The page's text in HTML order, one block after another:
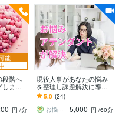
能
段階へ
ます
のに
円 /分
現役人事があなたの悩み
を整理し課題解決に導き
ます 課題の明確化＆なり
たい自分になる為のアド
バイスを致します
5.0 (24)
お悩みアテンダント橘美和（タチバナミワ）
5,000 円 /60分